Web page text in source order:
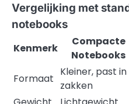
Vergelijking met
notebooks
Kenmerk
Compacte
Notebooks
Formaat
Kleiner, past in
zakken